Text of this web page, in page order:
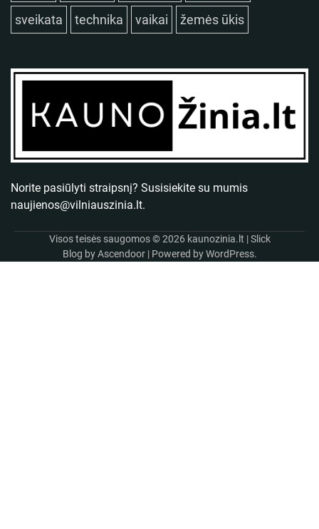
sveikata technika vaikai žemės ūkis
Norite pasiūlyti straipsnį? Susisiekite su mumis
naujienos@vilniauszinia.lt.
Visos teisės saugomos © 2026 kaunozinia.lt | Slick
Blog byAscendoor| Powered byWordPress.